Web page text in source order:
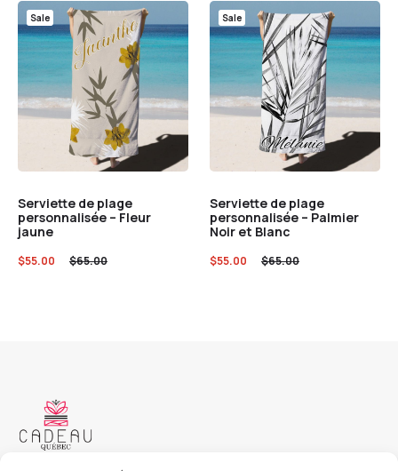
Sale
Serviette de plage
personnalisée – Fleur
jaune
$65.00
$55.00
Sale
Serviette de plage
personnalisée – Palmier
Noir et Blanc
$65.00
$55.00